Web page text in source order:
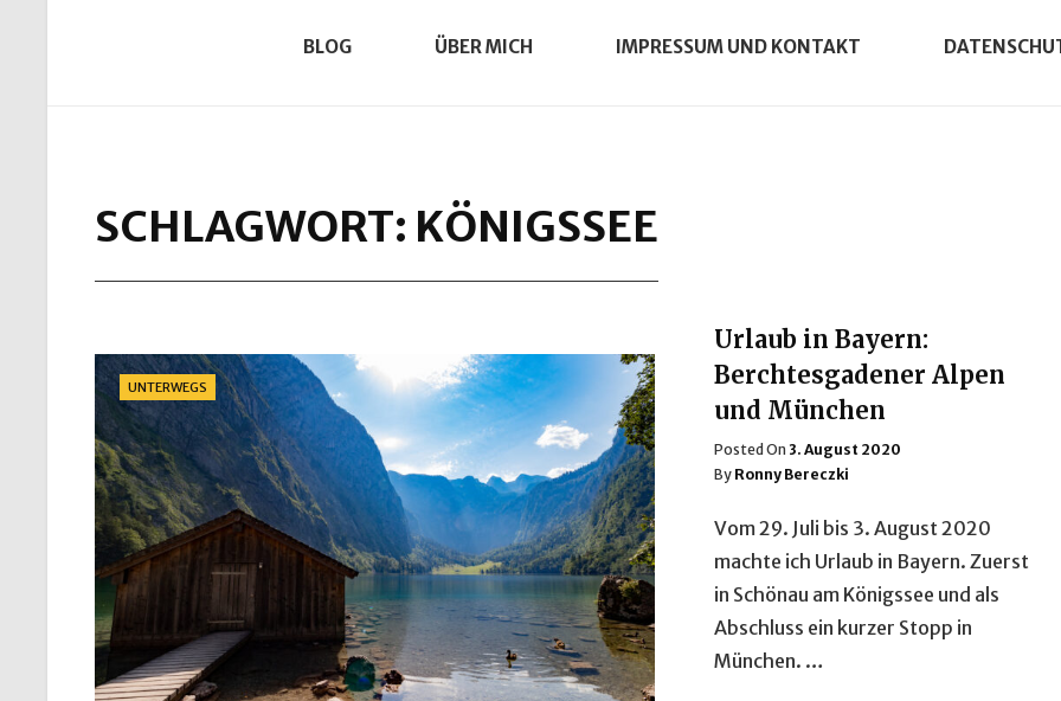
BLOG ÜBER MICH IMPRESSUM UND KONTAKT
SCHLAGWORT: KÖNIGSSEE
Categories
UNTERWEGS
Urlaub in Bayern:
Berchtesgadener Alpen
und München
Posted On Posted
On
3. August 2020
By Ronny Bereczki
Vom 29. Juli bis 3. August 2020
machte ich Urlaub in Bayern. Zuerst
in Schönau am Königssee und als
Abschluss ein kurzer Stopp in
München. …